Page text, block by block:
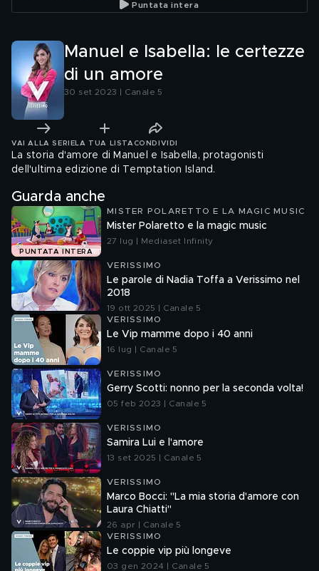
Puntata intera
Manuel e Isabella: le certezze
di un amore
30 set 2023 | Canale 5
VAI ALLA SERIE LA TUA LISTA CONDIVIDI
La storia d'amore di Manuel e Isabella, protagonisti
dell'ultima edizione di Temptation Island.
Guarda anche
PUNTATA INTERA
MISTER POLARETTO E LA MAGIC MUSIC
Mister Polaretto e la magic music
27 lug | Mediaset Infinity
VERISSIMO
Le parole di Nadia Toffa a Verissimo nel
2018
19 ott 2025 | Canale 5
VERISSIMO
Le Vip mamme dopo i 40 anni
16 lug | Canale 5
VERISSIMO
Gerry Scotti: nonno per la seconda volta!
05 feb 2023 | Canale 5
VERISSIMO
Samira Lui e l'amore
13 set 2025 | Canale 5
VERISSIMO
Marco Bocci: "La mia storia d'amore con
Laura Chiatti"
26 apr | Canale 5
VERISSIMO
Le coppie vip più longeve
03 gen 2024 | Canale 5